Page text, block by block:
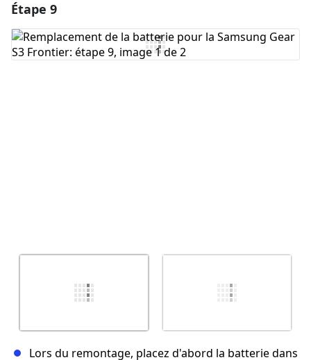
Ajouter un commentaire
Étape 9
Lors du remontage, placez d'abord la batterie dans